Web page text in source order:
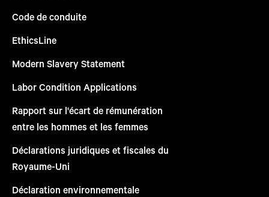
Code de conduite
EthicsLine
Modern Slavery Statement
Labor Condition Applications
Rapport sur l'écart de rémunération
entre les hommes et les femmes
Déclarations juridiques et fiscales du
Royaume-Uni
Déclaration environnementale